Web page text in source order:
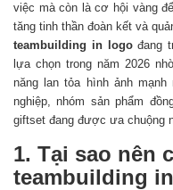
việc mà còn là cơ hội vàng
tăng tinh thần đoàn kết và
teambuilding in logođang
lựa chọn trong năm 2026
năng lan tỏa hình ảnh
nghiệp, nhóm sản phẩm
giftset đang được ưa chuộng
1. Tại sao nên
teambuilding